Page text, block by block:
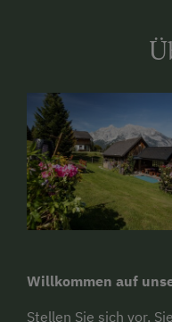
Willkommen auf
Stellen Sie sich vor,